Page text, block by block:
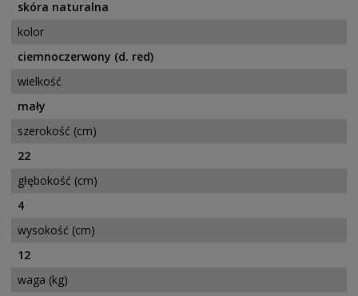
skóra naturalna
kolor
ciemnoczerwony (d. red)
wielkość
mały
szerokość (cm)
22
głębokość (cm)
4
wysokość (cm)
12
waga (kg)